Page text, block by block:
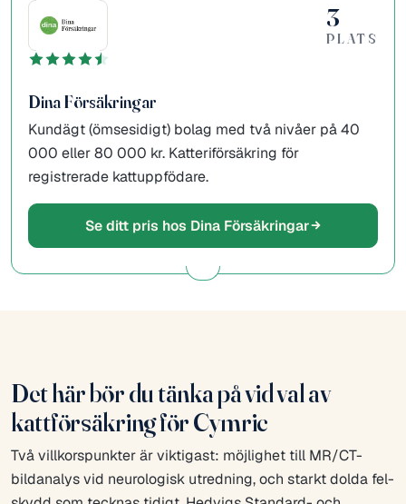
3
PLATS
Dina Försäkringar
Kundägt (ömsesidigt) bolag med två nivåer på 40
000 eller 80 000 kr. Katteriförsäkring för
registrerade kattuppfödare.
Se ditt pris hos Dina Försäkringar
Det här bör du tänka på vid val av
kattförsäkring för Cymric
Två villkorspunkter är viktigast: möjlighet till MR/CT-
bildanalys vid neurologisk utredning, och starkt dolda fel-